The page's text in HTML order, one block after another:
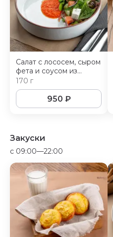
Салат с лососем, сыром
фета и соусом из
печеного перца
170 г
950 ₽
Закуски
c 09:00—22:00